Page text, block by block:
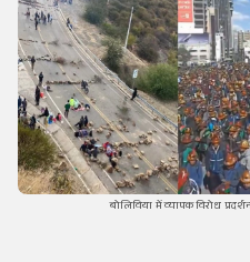
बोलिविया में व्यापक विरोध